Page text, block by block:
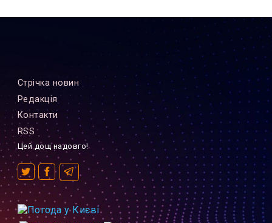
Стрiчка новин
Редакцiя
Контакти
RSS
Цей дощ надовго!